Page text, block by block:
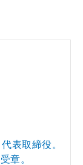
表取締役。
章。